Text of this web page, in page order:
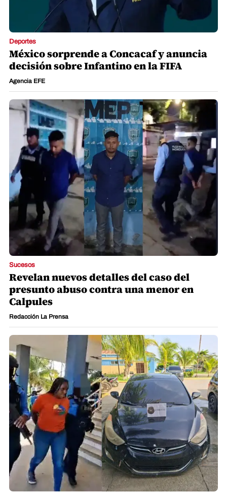
Deportes
México sorprende a Concacaf y anuncia
decisión sobre Infantino en la FIFA
Agencia EFE
Sucesos
Revelan nuevos detalles del caso del
presunto abuso contra una menor en
Calpules
Redacción La Prensa